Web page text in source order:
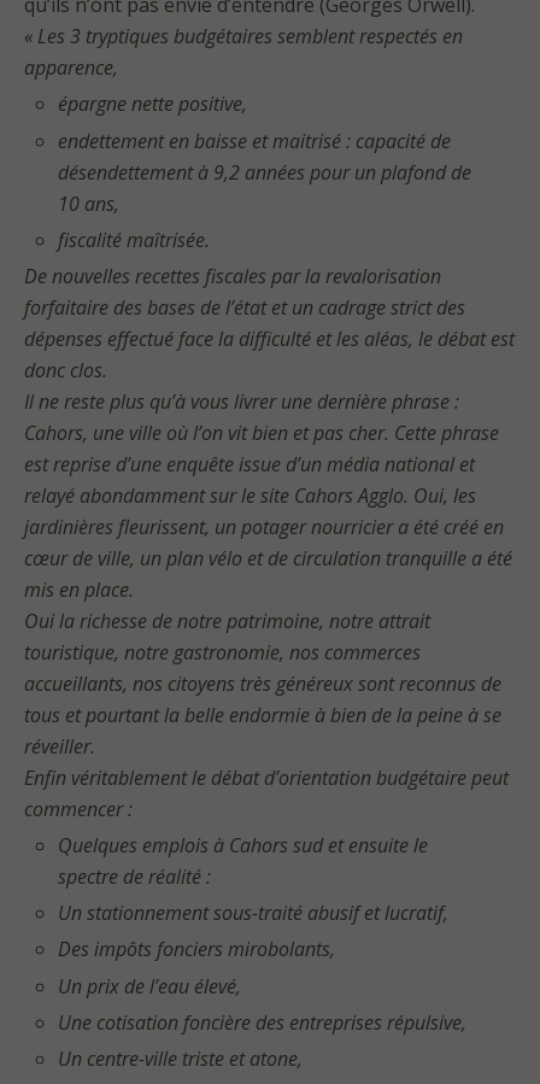
« Les 3 tryptiques budgétaires semblent respectés en
apparence,
épargne nette positive,
endettement en baisse et maitrisé : capacité de
désendettement à 9,2 années pour un plafond de
10 ans,
fiscalité maîtrisée.
De nouvelles recettes fiscales par la revalorisation
forfaitaire des bases de l’état et un cadrage strict des
dépenses effectué face la difficulté et les aléas, le débat est
donc clos.
Il ne reste plus qu’à vous livrer une dernière phrase :
Cahors, une ville où l’on vit bien et pas cher. Cette phrase
est reprise d’une enquête issue d’un média national et
relayé abondamment sur le site Cahors Agglo. Oui, les
jardinières fleurissent, un potager nourricier a été créé en
cœur de ville, un plan vélo et de circulation tranquille a été
mis en place.
Oui la richesse de notre patrimoine, notre attrait
touristique, notre gastronomie, nos commerces
accueillants, nos citoyens très généreux sont reconnus de
tous et pourtant la belle endormie à bien de la peine à se
réveiller.
Enfin véritablement le débat d’orientation budgétaire peut
commencer :
Quelques emplois à Cahors sud et ensuite le
spectre de réalité :
Un stationnement sous-traité abusif et lucratif,
Des impôts fonciers mirobolants,
Un prix de l’eau élevé,
Une cotisation foncière des entreprises répulsive,
Un centre-ville triste et atone,